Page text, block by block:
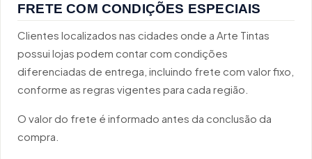
FRETE COM CONDIÇÕES ESPECIAIS
Clientes localizados nas cidades onde a Arte Tintas
possui lojas podem contar com condições
diferenciadas de entrega, incluindo frete com valor fixo,
conforme as regras vigentes para cada região.
O valor do frete é informado antes da conclusão da
compra.